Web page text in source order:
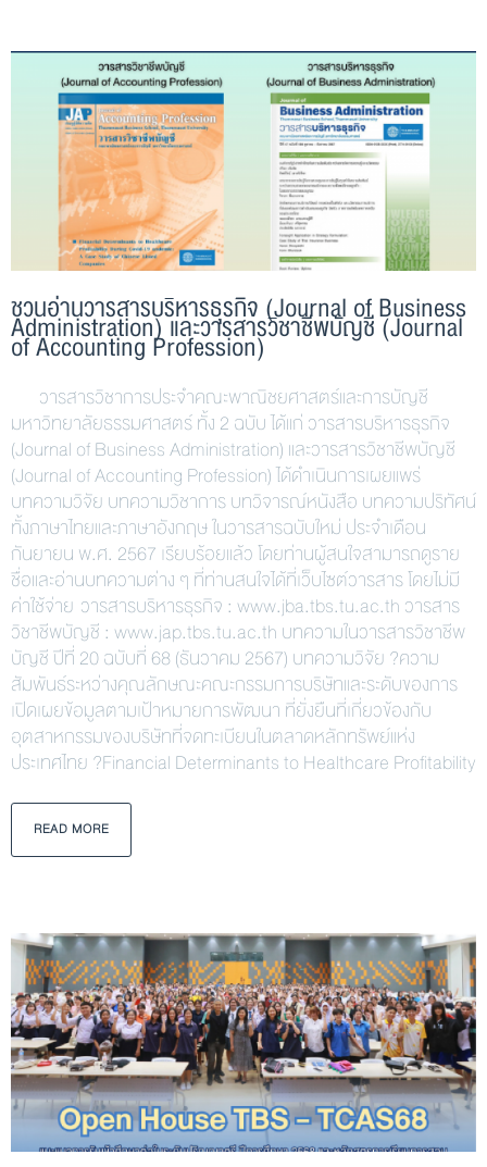
ชวนอ่านวารสารบริหารธุรกิจ (Journal of Business
Administration) และวารสารวิชาชีพบัญชี (Journal
of Accounting Profession)
วารสารวิชาการประจำคณะพาณิชยศาสตร์และการบัญชี
มหาวิทยาลัยธรรมศาสตร์ ทั้ง 2 ฉบับ ได้แก่ วารสารบริหารธุรกิจ
(Journal of Business Administration) และวารสารวิชาชีพบัญชี
(Journal of Accounting Profession) ได้ดำเนินการเผยแพร่
บทความวิจัย บทความวิชาการ บทวิจารณ์หนังสือ บทความปริทัศน์
ทั้งภาษาไทยและภาษาอังกฤษ ในวารสารฉบับใหม่ ประจำเดือน
กันยายน พ.ศ. 2567 เรียบร้อยแล้ว โดยท่านผู้สนใจสามารถดูราย
ชื่อและอ่านบทความต่าง ๆ ที่ท่านสนใจได้ที่เว็บไซต์วารสาร โดยไม่มี
ค่าใช้จ่าย วารสารบริหารธุรกิจ : www.jba.tbs.tu.ac.th วารสาร
วิชาชีพบัญชี : www.jap.tbs.tu.ac.th บทความในวารสารวิชาชีพ
บัญชี ปีที่ 20 ฉบับที่ 68 (ธันวาคม 2567) บทความวิจัย ?ความ
สัมพันธ์ระหว่างคุณลักษณะคณะกรรมการบริษัทและระดับของการ
เปิดเผยข้อมูลตามเป้าหมายการพัฒนา ที่ยั่งยืนที่เกี่ยวข้องกับ
อุตสาหกรรมของบริษัทที่จดทะเบียนในตลาดหลักทรัพย์แห่ง
ประเทศไทย ?Financial Determinants to Healthcare Profitability
READ MORE